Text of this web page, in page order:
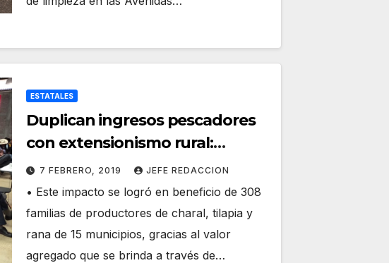
ESTATALES
Duplican ingresos pescadores
con extensionismo rural:
Compesca
7 FEBRERO, 2019 JEFE REDACCION
• Este impacto se logró en beneficio de 308
familias de productores de charal, tilapia y
rana de 15 municipios, gracias al valor
agregado que se brinda a través de…